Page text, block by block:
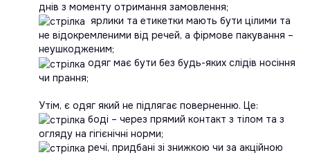
днів з моменту отримання замовлення;
ярлики та етикетки мають бути цілими та
не відокремленими від речей, а фірмове пакування –
неушкодженим;
одяг має бути без будь-яких слідів носіння
чи прання;
Утім, є одяг який не підлягає поверненню. Це:
боді – через прямий контакт з тілом та з
огляду на гігієнічні норми;
речі, придбані зі знижкою чи за акційною